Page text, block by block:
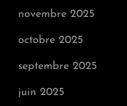
novembre 2025
octobre 2025
septembre 2025
juin 2025